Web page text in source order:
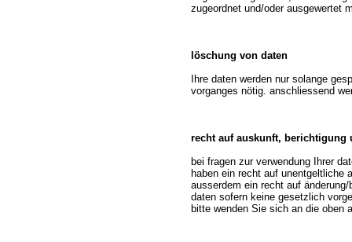
zugeordnet und/oder ausgewertet
löschung von daten
Ihre daten werden nur solange
vorganges nötig. anschliessend
recht auf auskunft, berichtigung
bei fragen zur verwendung Ihrer
haben ein recht auf unentgeltliche
ausserdem ein recht auf
daten sofern keine gesetzlich
bitte wenden Sie sich an die oben